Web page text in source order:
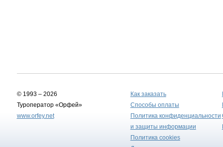
© 1993 – 2026
Туроператор «Орфей»
www.orfey.net
Как заказать
Способы оплаты
Политика конфиденциальности
и защиты информации
Политика cookies